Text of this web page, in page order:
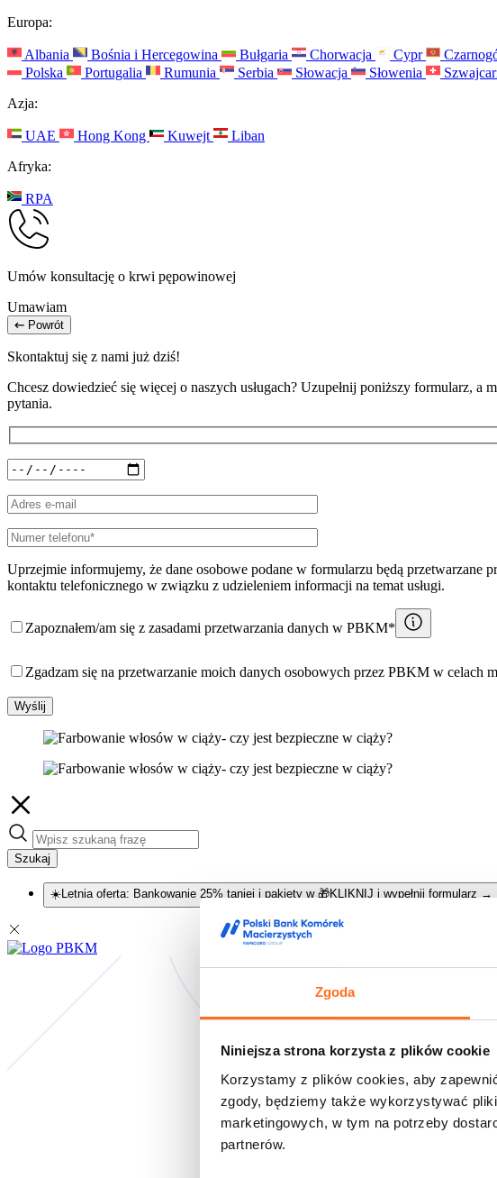
Zgoda
Niniejsza strona korzysta z plików cookie
Korzystamy z plików cookies, aby
zgody, będziemy także wykorzystywać
marketingowych, w tym na potrzeby
partnerów.
Europa:
Albania Bośnia i Hercegowina Bułgaria Chorwacja Cypr
Polska
Portugalia Rumunia Serbia Słowacja Słowenia
Azja:
UAE Hong Kong Kuwejt
Liban
Afryka:
RPA
Umów konsultację o krwi pępowinowej
Umawiam
Powrót
Skontaktuj się z nami już dziś!
Chcesz dowiedzieć się więcej o naszych usługach? Uzupełnij poniższy formularz,
pytania.
Uprzejmie informujemy, że dane osobowe podane w formularzu będą
kontaktu telefonicznego w związku z udzieleniem informacji na temat usługi.
Zapoznałem/am się z zasadami przetwarzania danych w PBKM*
Zgadzam się na przetwarzanie moich danych osobowych przez PBKM w celach
Wyślij
Szukaj
☀️Letnia oferta: Bankowanie 25% taniej i pakiety w 🎁KLIKNIJ i wypełnij formularz →